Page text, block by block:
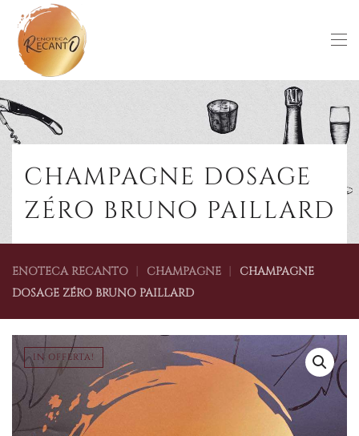
Skip to main content
CHAMPAGNE DOSAGE
ZÉRO BRUNO PAILLARD
ENOTECA RECANTO CHAMPAGNE
CHAMPAGNE
DOSAGE ZÉRO BRUNO PAILLARD
IN OFFERTA!